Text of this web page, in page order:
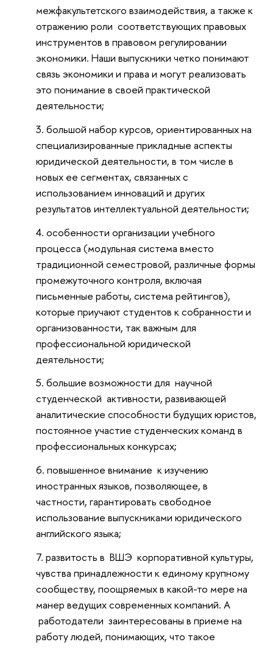
межфакультетского взаимодействия, а также к
отражению роли соответствующих правовых
инструментов в правовом регулировании
экономики. Наши выпускники четко понимают
связь экономики и права и могут реализовать
это понимание в своей практической
деятельности;
большой набор курсов, ориентированных на
специализированные прикладные аспекты
юридической деятельности, в том числе в
новых ее сегментах, связанных с
использованием инноваций и других
результатов интеллектуальной деятельности;
особенности организации учебного
процесса (модульная система вместо
традиционной семестровой, различные формы
промежуточного контроля, включая
письменные работы, система рейтингов),
которые приучают студентов к собранности и
организованности, так важным для
профессиональной юридической
деятельности;
большие возможности для научной
студенческой активности, развивающей
аналитические способности будущих юристов,
постоянное участие студенческих команд в
профессиональных конкурсах;
повышенное внимание к изучению
иностранных языков, позволяющее, в
частности, гарантировать свободное
использование выпускниками юридического
английского языка;
развитость в ВШЭ корпоративной культуры,
чувства принадлежности к единому крупному
сообществу, поощряемых в какой-то мере на
манер ведущих современных компаний. А
работодатели заинтересованы в приеме на
работу людей, понимающих, что такое